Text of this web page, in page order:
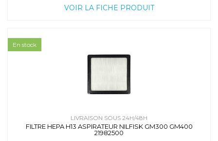
VOIR LA FICHE PRODUIT
LIVRAISON SOUS 24H/48H
FILTRE HEPA H13 ASPIRATEUR NILFISK GM300 GM400
21982500
En stock